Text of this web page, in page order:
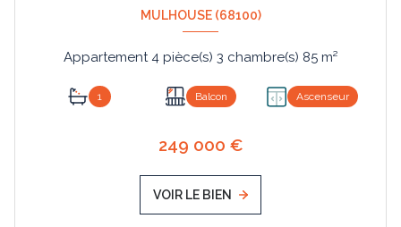
MULHOUSE (68100)
Appartement 4 pièce(s) 3 chambre(s) 85 m²
1 Balcon Ascenseur
249 000 €
VOIR LE BIEN